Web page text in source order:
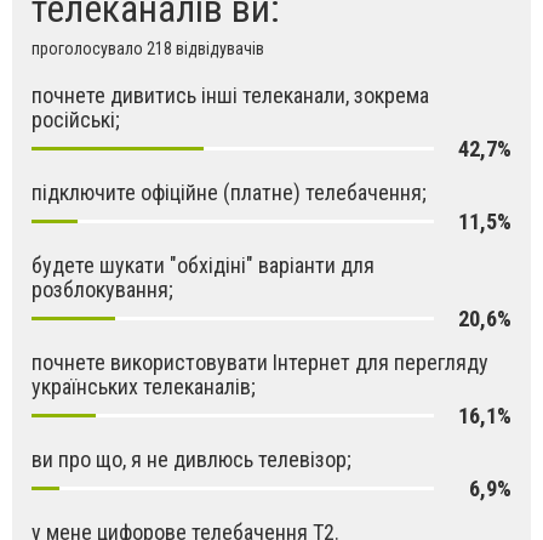
проголосувало 218 відвідувачів
почнете дивитись інші телеканали, зокрема
російські;
42,7%
підключите офіційне (платне) телебачення;
11,5%
будете шукати "обхідіні" варіанти для
розблокування;
20,6%
почнете використовувати Інтернет для перегляду
українських телеканалів;
16,1%
ви про що, я не дивлюсь телевізор;
6,9%
у мене цифорове телебачення Т2.